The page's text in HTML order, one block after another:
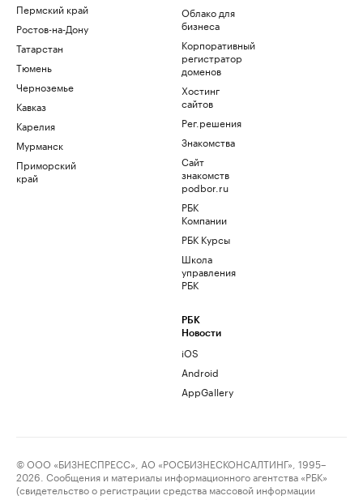
Пермский край
Ростов-на-Дону
Татарстан
Тюмень
Черноземье
Кавказ
Карелия
Мурманск
Приморский
край
Облако для
бизнеса
Корпоративный
регистратор
доменов
Хостинг
сайтов
Рег.решения
Знакомства
Сайт
знакомств
podbor.ru
РБК
Компании
РБК Курсы
Школа
управления
РБК
РБК
Новости
iOS
Android
AppGallery
© ООО «БИЗНЕСПРЕСС», АО «РОСБИЗНЕСКОНСАЛТИНГ», 1995–
2026. Сообщения и материалы информационного агентства «РБК»
(свидетельство о регистрации средства массовой информации